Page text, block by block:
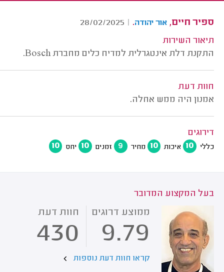
ספיר חיים, אור יהודה.
|
28/02/2025
תיאור השירות
התקנת דלת אינטגרלית למדיח כלים מחברת Bosch.
חוות דעת
אמנון היה ממש אחלה.
דירוגים
כללי 10 איכות 10 מחיר 9 זמנים 10 יחס 10
בעל המקצוע המדובר
ממוצע דרוגים
9.79
חוות דעת
430
קראו חוות דעת נוספות